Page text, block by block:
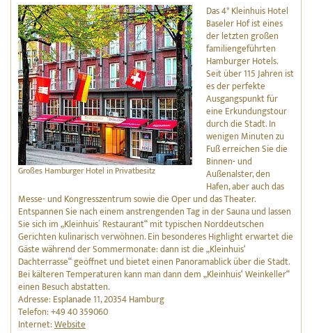
Großes Hamburger Hotel in Privatbesitz
Das 4* Kleinhuis Hotel
Baseler Hof ist eines
der letzten großen
familiengeführten
Hamburger Hotels.
Seit über 115 Jahren ist
es der perfekte
Ausgangspunkt für
eine Erkundungstour
durch die Stadt. In
wenigen Minuten zu
Fuß erreichen Sie die
Binnen- und
Außenalster, den
Hafen, aber auch das
Messe- und Kongresszentrum sowie die Oper und das Theater.
Entspannen Sie nach einem anstrengenden Tag in der Sauna und lassen
Sie sich im „Kleinhuis´ Restaurant“ mit typischen Norddeutschen
Gerichten kulinarisch verwöhnen. Ein besonderes Highlight erwartet die
Gäste während der Sommermonate: dann ist die „Kleinhuis‘
Dachterrasse“ geöffnet und bietet einen Panoramablick über die Stadt.
Bei kälteren Temperaturen kann man dann dem „Kleinhuis‘ Weinkeller“
einen Besuch abstatten.
Adresse: Esplanade 11, 20354 Hamburg
Telefon: +49 40 359060
Internet:Website